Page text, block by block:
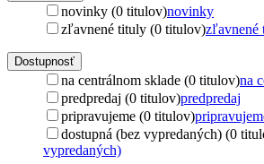
novinky (0 titulov)novinky
zľavnené tituly (0 titulov)zľavnené
Dostupnosť
na centrálnom sklade (0 titulov)na
predpredaj (0 titulov)predpredaj
pripravujeme (0 titulov)
dostupná (bez vypredaných) (0
vypredaných)